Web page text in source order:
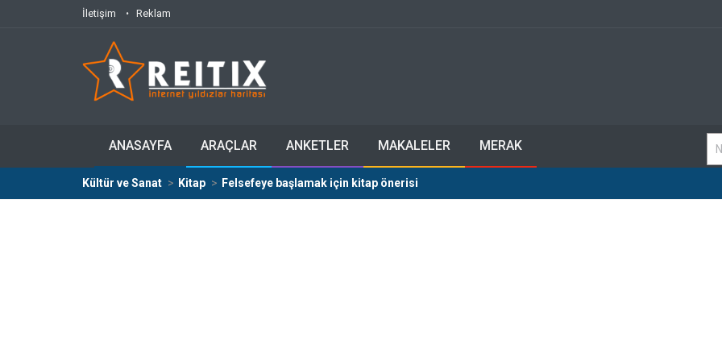
İletişim Reklam
ANASAYFA ARAÇLAR ANKETLER MAKALELER MERAK
Kültür ve Sanat Kitap Felsefeye başlamak için kitap önerisi